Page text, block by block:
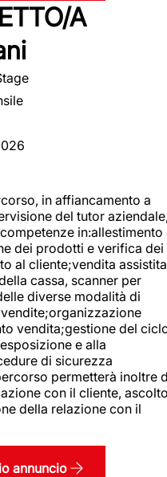
A
in affiancamento a
del tutor
in:allestimento
dei prodotti e verifica dei
al cliente;vendita assistita
cassa, scanner per
diverse modalità di
vendita;gestione del
e alla
di sicurezza
permetterà inoltre
con il cliente,
della relazione con il
annuncio